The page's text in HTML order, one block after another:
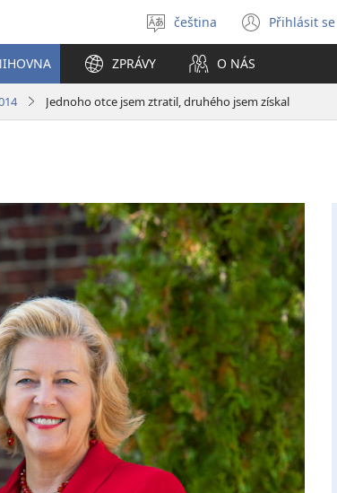
Vybrat
jazyk
čeština Přihlásit se
(otevřeno
nové
ZPRÁVY O NÁS
Jednoho otce jsem ztratil, druhého jsem získal